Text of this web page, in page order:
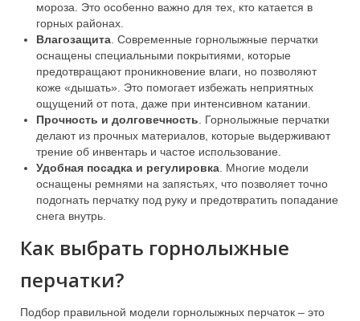
мороза. Это особенно важно для тех, кто катается в
горных районах.
Влагозащита . Современные горнолыжные перчатки
оснащены специальными покрытиями, которые
предотвращают проникновение влаги, но позволяют
коже «дышать». Это помогает избежать неприятных
ощущений от пота, даже при интенсивном катании.
Прочность и долговечность . Горнолыжные перчатки
делают из прочных материалов, которые выдерживают
трение об инвентарь и частое использование.
Удобная посадка и регулировка . Многие модели
оснащены ремнями на запястьях, что позволяет точно
подогнать перчатку под руку и предотвратить попадание
снега внутрь.
Как выбрать горнолыжные
перчатки?
Подбор правильной модели горнолыжных перчаток – это